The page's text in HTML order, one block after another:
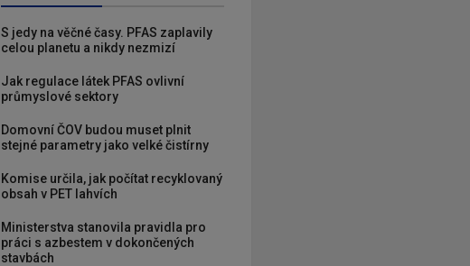
S jedy na věčné časy. PFAS zaplavily
celou planetu a nikdy nezmizí
Jak regulace látek PFAS ovlivní
průmyslové sektory
Domovní ČOV budou muset plnit
stejné parametry jako velké čistírny
Komise určila, jak počítat recyklovaný
obsah v PET lahvích
Ministerstva stanovila pravidla pro
práci s azbestem v dokončených
stavbách